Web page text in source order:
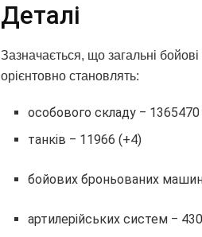
Деталі
Зазначається, що загальні
орієнтовно становлять:
особового складу ‒ 1365470
танків ‒ 11966 (+4)
бойових броньованих
артилерійських систем ‒